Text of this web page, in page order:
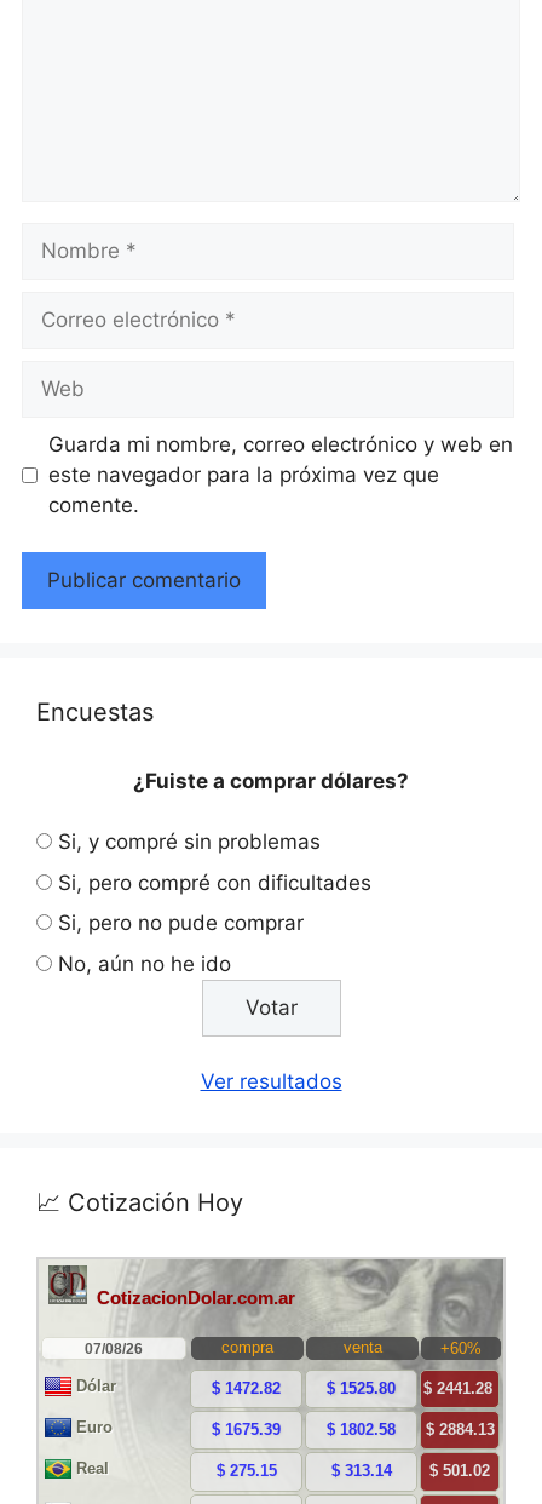
Nombre
Correo
Web
Guarda mi nombre, correo electrónico y web en
este navegador para la próxima vez que
comente.
Encuestas
¿Fuiste a comprar dólares?
Si, y compré sin problemas
Si, pero compré con dificultades
Si, pero no pude comprar
No, aún no he ido
Ver resultados
📈 Cotización Hoy